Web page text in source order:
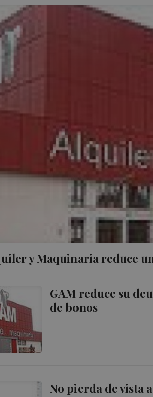
y Maquinaria reduce
GAM reduce su
de bonos
No pierda de vista